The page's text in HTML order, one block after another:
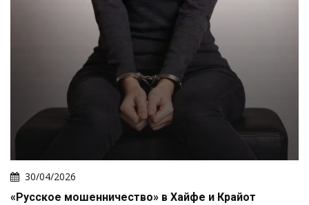
30/04/2026
«Русское мошенничество» в Хайфе и Крайот